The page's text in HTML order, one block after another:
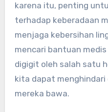
karena itu, penting
terhadap keberadaan
menjaga kebersihan
mencari bantuan
digigit oleh salah satu
kita dapat menghindari
mereka bawa.